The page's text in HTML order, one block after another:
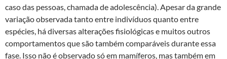
caso das pessoas, chamada de adolescência). Apesar da grande
variação observada tanto entre indivíduos quanto entre
espécies, há diversas alterações fisiológicas e muitos outros
comportamentos que são também comparáveis durante essa
fase. Isso não é observado só em mamíferos, mas também em